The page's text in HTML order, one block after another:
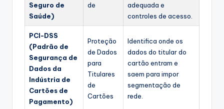
Seguro de
Saúde)
de
adequada e
controles de acesso.
PCI-DSS
(Padrão de
Segurança de
Dados da
Indústria de
Cartões de
Pagamento)
Proteção
de Dados
para
Titulares
de
Cartões
Identifica onde os
dados do titular do
cartão entram e
saem para impor
segmentação de
rede.